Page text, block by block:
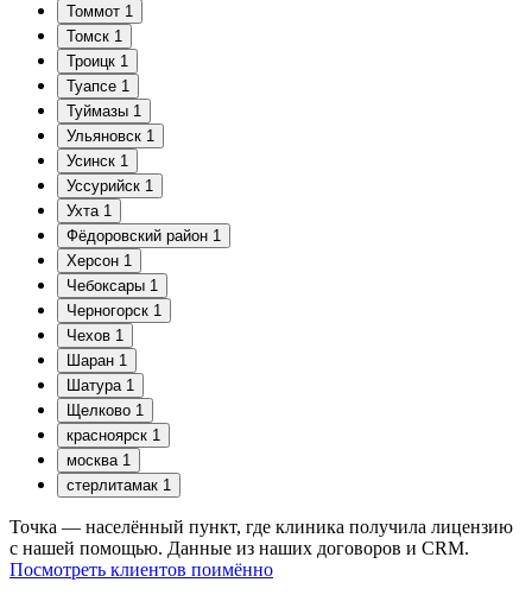
Томмот 1
Томск 1
Троицк 1
Туапсе 1
Туймазы 1
Ульяновск 1
Усинск 1
Уссурийск 1
Ухта 1
Фёдоровский район 1
Херсон 1
Чебоксары 1
Черногорск 1
Чехов 1
Шаран 1
Шатура 1
Щелково 1
красноярск 1
москва 1
стерлитамак 1
Точка — населённый пункт, где клиника получила лицензию
с нашей помощью. Данные из наших договоров и CRM.
Посмотреть клиентов поимённо